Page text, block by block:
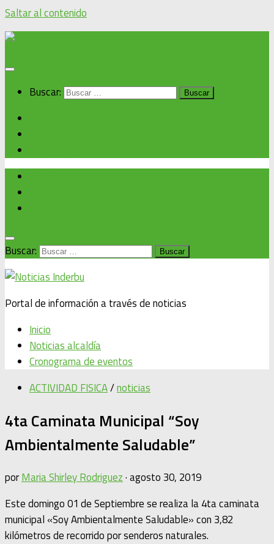
Saltar al contenido
Buscar:
Buscar:
Portal de información a través de noticias
Inicio
Noticias alcaldía
Cronograma de eventos
ACTIVIDAD FISICA/noticias
4ta Caminata Municipal “Soy
Ambientalmente Saludable”
porMaria Shirley Rodriguez·agosto 30, 2019
Este domingo 01 de Septiembre se realiza la 4ta caminata
municipal «Soy Ambientalmente Saludable» con 3,82
kilómetros de recorrido por senderos naturales.